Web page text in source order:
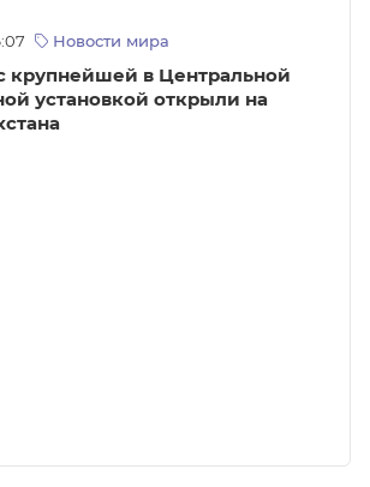
Новости мира
крупнейшей в Центральной
установкой открыли на